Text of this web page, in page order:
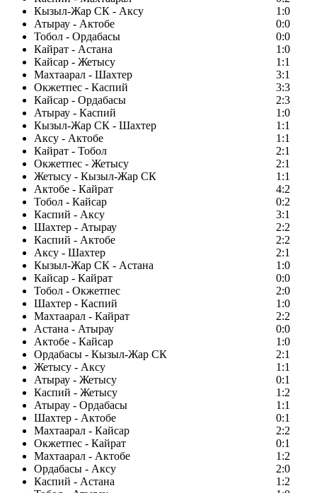
Кызыл-Жар СК - Аксу
1:0
Атырау - Актобе
0:0
Тобол - Ордабасы
0:0
Кайрат - Астана
1:0
Кайсар - Жетысу
1:1
Махтаарал - Шахтер
3:1
Окжетпес - Каспий
3:3
Кайсар - Ордабасы
2:3
Атырау - Каспий
1:0
Кызыл-Жар СК - Шахтер
1:1
Аксу - Актобе
1:1
Кайрат - Тобол
2:1
Окжетпес - Жетысу
2:1
Жетысу - Кызыл-Жар СК
1:1
Актобе - Кайрат
4:2
Тобол - Кайсар
0:2
Каспий - Аксу
3:1
Шахтер - Атырау
2:2
Каспий - Актобе
2:2
Аксу - Шахтер
2:1
Кызыл-Жар СК - Астана
1:0
Кайсар - Кайрат
0:0
Тобол - Окжетпес
2:0
Шахтер - Каспий
1:0
Махтаарал - Кайрат
2:2
Астана - Атырау
0:0
Актобе - Кайсар
1:0
Ордабасы - Кызыл-Жар СК
2:1
Жетысу - Аксу
1:1
Атырау - Жетысу
0:1
Каспий - Жетысу
1:2
Атырау - Ордабасы
1:1
Шахтер - Актобе
0:1
Махтаарал - Кайсар
2:2
Окжетпес - Кайрат
0:1
Махтаарал - Актобе
1:2
Ордабасы - Аксу
2:0
Каспий - Астана
1:2